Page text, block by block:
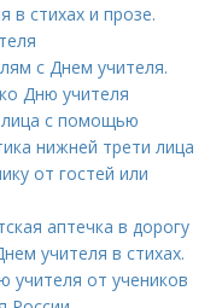
в стихах и прозе.
с Днем учителя.
Дню учителя
с помощью
нижней трети лица
от гостей или
аптечка в дорогу
учителя в стихах.
учителя от учеников